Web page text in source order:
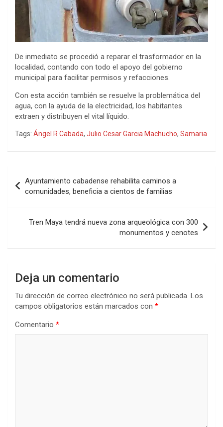
De inmediato se procedió a reparar el trasformador en la
localidad, contando con todo el apoyo del gobierno
municipal para facilitar permisos y refacciones.
Con esta acción también se resuelve la problemática del
agua, con la ayuda de la electricidad, los habitantes
extraen y distribuyen el vital líquido.
Tags: Ángel R Cabada, Julio Cesar Garcia Machucho, Samaria
de
entradas
Ayuntamiento cabadense rehabilita caminos a
comunidades, beneficia a cientos de familias
Tren Maya tendrá nueva zona arqueológica con 300
monumentos y cenotes
Deja un comentario
Tu dirección de correo electrónico no será publicada. Los
campos obligatorios están marcados con *
Comentario *